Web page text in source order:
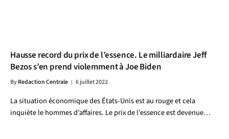
Hausse record du prix de l’essence. Le milliardaire Jeff
Bezos s’en prend violemment à Joe Biden
ByRedaction Centrale 6 juillet 2022
La situation économique des États-Unis est au rouge et cela
inquiète le hommes d’affaires. Le prix de l’essence est devenue…